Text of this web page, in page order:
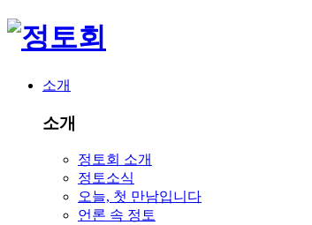
소개
소개
정토회 소개
정토소식
오늘, 첫 만남입니다
언론 속 정토